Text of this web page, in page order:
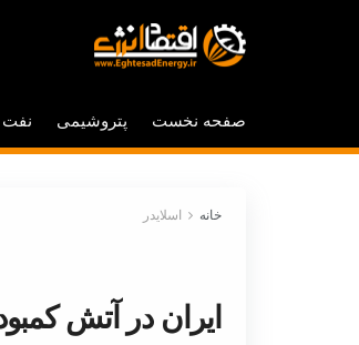
صفحه نخست پتروشیمی نفت
خانه اسلایدر
ایران در آتش